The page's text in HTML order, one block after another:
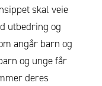
skal veie
utbedring og
angår barn og
og unge får
deres